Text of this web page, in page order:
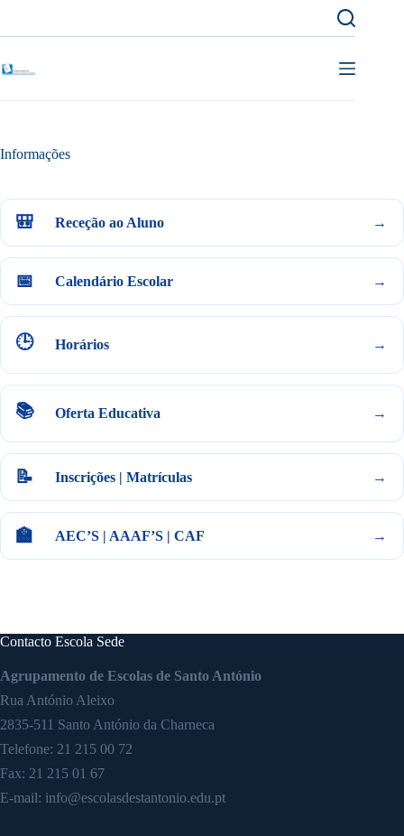
o
Informações
🎒 Receção ao Aluno →
📅 Calendário Escolar →
🕒 Horários →
📚 Oferta Educativa →
📝 Inscrições | Matrículas →
🏫 AEC’S | AAAF’S | CAF →
Contacto Escola Sede
Agrupamento de Escolas de Santo António
Rua António Aleixo
2835-511 Santo António da Charneca
Telefone: 21 215 00 72
Fax: 21 215 01 67
E-mail: info@escolasdestantonio.edu.pt